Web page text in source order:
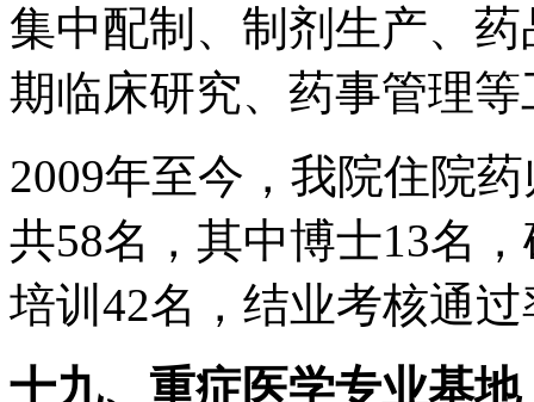
集中配制、制剂生产、
期临床研究、药事管理等
2009年至今，我院住院
共58名，其中博士13名
培训42名，结业考核通过
十九、重症医学专业基地